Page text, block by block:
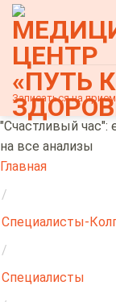
Skip
content
Записаться на прием
"Счастливый час":
на все анализы
Главная
/
Специалисты-
/
Специалисты